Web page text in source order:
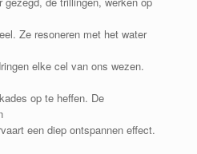
Ze resoneren met het water
elke cel van ons wezen.
op te heffen. De
een diep ontspannen effect.